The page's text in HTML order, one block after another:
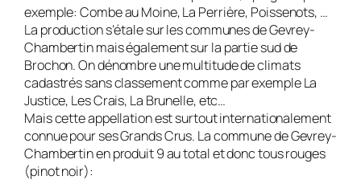
exemple: Combe au Moine, La Perrière, Poissenots, …
La production s’étale sur les communes de Gevrey-
Chambertin mais également sur la partie sud de
Brochon. On dénombre une multitude de climats
cadastrés sans classement comme par exemple La
Justice, Les Crais, La Brunelle, etc…
Mais cette appellation est surtout internationalement
connue pour ses Grands Crus. La commune de Gevrey-
Chambertin en produit 9 au total et donc tous rouges
(pinot noir):